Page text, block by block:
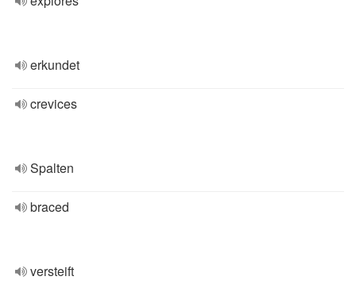
erkundet
crevices
Spalten
braced
versteift